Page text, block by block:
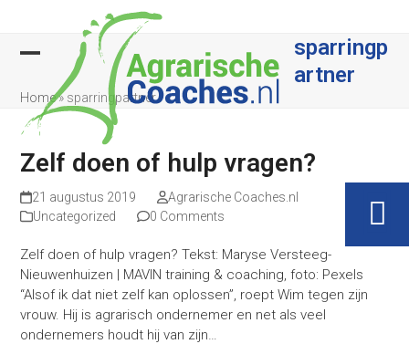
content
mobile
menu
Close
mobile
menu
sparringp
artner
Home» sparringpartner
Zelf doen of hulp vragen?
21 augustus 2019
Agrarische Coaches.nl
Uncategorized
0 Comments
Zelf doen of hulp vragen? Tekst: Maryse Versteeg-
Nieuwenhuizen | MAVIN training & coaching, foto: Pexels
“Alsof ik dat niet zelf kan oplossen”, roept Wim tegen zijn
vrouw. Hij is agrarisch ondernemer en net als veel
ondernemers houdt hij van zijn…